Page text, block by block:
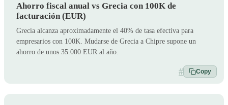
Ahorro fiscal anual vs Grecia con 100K de
facturación (EUR)
Grecia alcanza aproximadamente el 40% de tasa efectiva para
empresarios con 100K. Mudarse de Grecia a Chipre supone un
ahorro de unos 35.000 EUR al año.
# Copy